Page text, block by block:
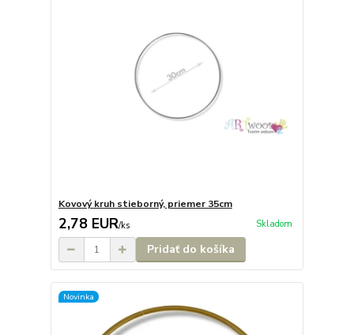
Kovový kruh stieborný, priemer 35cm
2,78 EUR/ks Skladom
Pridať do košíka
Novinka